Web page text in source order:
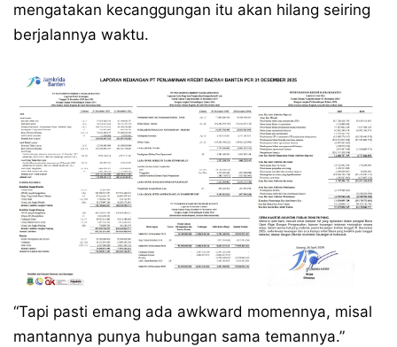
mengatakan kecanggungan itu akan hilang seiring
berjalannya waktu.
“Tapi pasti emang ada awkward momennya, misal
mantannya punya hubungan sama temannya.”